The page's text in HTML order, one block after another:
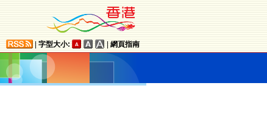
字型大小: 網頁指南